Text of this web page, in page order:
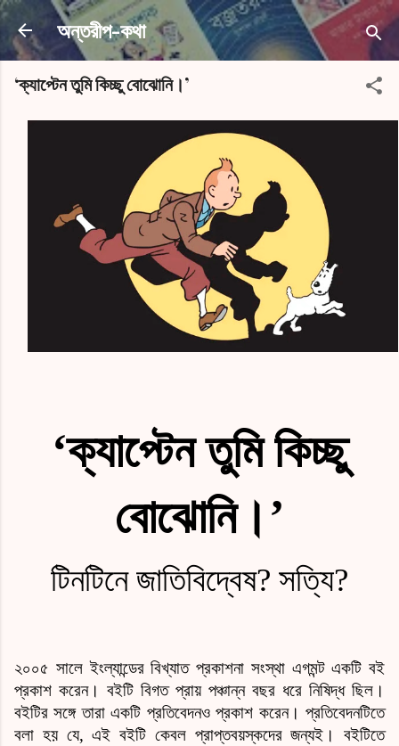
সরাসরি প্রধান সামগ্রীতে চলে যান
অন্তরীপ-কথা
‘ক্যাপ্টেন তুমি কিচ্ছু বোঝোনি।’
‘ক্যাপ্টেন তুমি কিচ্ছু
বোঝোনি।’
টিনটিনে জাতিবিদ্বেষ? সত্যি?
২০০৫ সালে ইংল্যান্ডের বিখ্যাত প্রকাশনা সংস্থা এগমন্ট একটি বই
প্রকাশ করেন। বইটি বিগত প্রায় পঞ্চান্ন বছর ধরে নিষিদ্ধ ছিল।
বইটির সঙ্গে তারা একটি প্রতিবেদনও প্রকাশ করেন। প্রতিবেদনটিতে
বলা হয় যে, এই বইটি কেবল প্রাপ্তবয়স্কদের জন্যই। বইটিতে